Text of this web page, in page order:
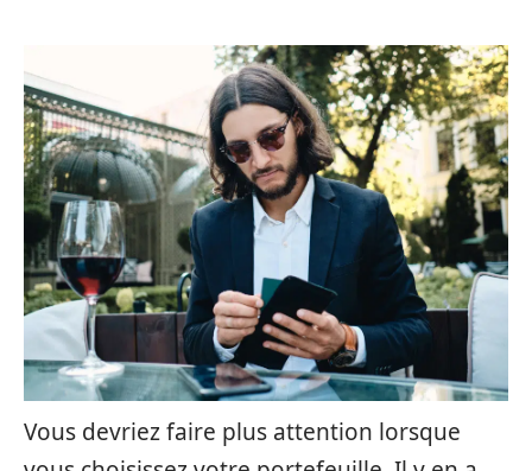
Vous devriez faire plus attention lorsque